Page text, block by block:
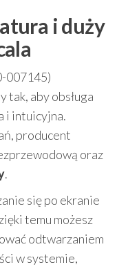
i duży
007145)
aby obsługa
i intuicyjna.
producent
oraz
.
się po ekranie
temu możesz
odtwarzaniem
w systemie,